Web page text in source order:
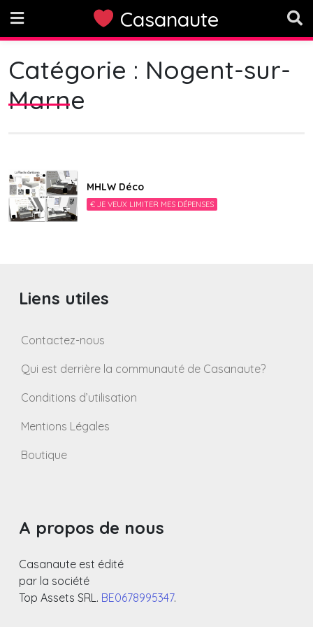
content
Casanaute
Catégorie : Nogent-sur-
Marne
MHLW Déco
€ JE VEUX LIMITER MES DÉPENSES
Liens utiles
Contactez-nous
Qui est derrière la communauté de Casanaute?
Conditions d’utilisation
Mentions Légales
Boutique
A propos de nous
Casanaute est édité
par la société
Top Assets SRL. BE0678995347.